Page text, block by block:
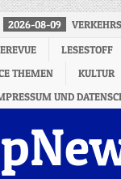
2026-08-09
LESESTOFF
THEMEN
KULTUR
UND